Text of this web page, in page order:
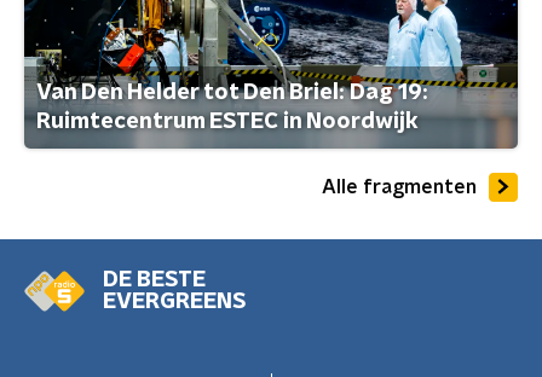
Van Den Helder tot Den Briel: Dag 19:
Ruimtecentrum ESTEC in Noordwijk
Alle fragmenten
DE BESTE
EVERGREENS